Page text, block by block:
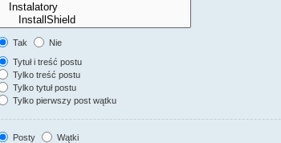
Tak
Nie
Tytuł i treść postu
Tylko treść postu
Tylko tytuł postu
Tylko pierwszy post wątku
Posty
Wątki